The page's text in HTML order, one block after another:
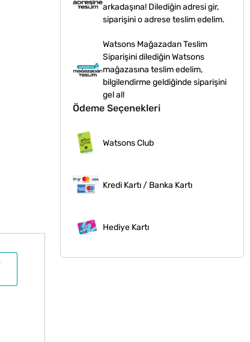
arkadaşına! Dilediğin adresi gir,
siparişini o adrese teslim edelim.
Watsons Mağazadan Teslim
Siparişini dilediğin Watsons
mağazasına teslim edelim,
bilgilendirme geldiğinde siparişini
gel al!
Ödeme Seçenekleri
Watsons Club
Kredi Kartı / Banka Kartı
Hediye Kartı